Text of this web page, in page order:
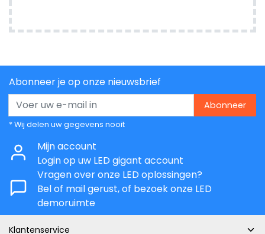
Abonneer je op onze nieuwsbrief
Abonneer
* Wij delen uw gegevens nooit
Mijn account
Login op uw LED gigant account
Vragen over onze LED oplossingen?
Bel of mail gerust, of bezoek onze LED
demoruimte
Klantenservice